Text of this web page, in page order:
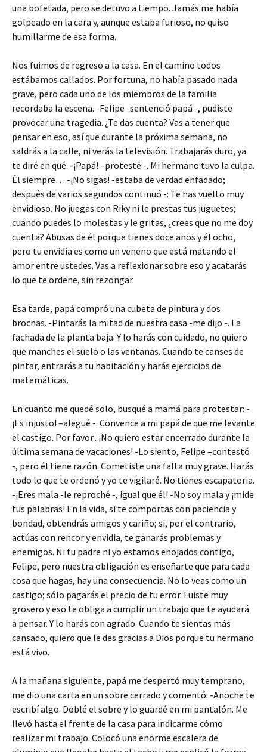
una bofetada, pero se detuvo a tiempo. Jamás me había
golpeado en la cara y, aunque estaba furioso, no quiso
humillarme de esa forma.
Nos fuimos de regreso a la casa. En el camino todos
estábamos callados. Por fortuna, no había pasado nada
grave, pero cada uno de los miembros de la familia
recordaba la escena. -Felipe -sentenció papá -, pudiste
provocar una tragedia. ¿Te das cuenta? Vas a tener que
pensar en eso, así que durante la próxima semana, no
saldrás a la calle, ni verás la televisión. Trabajarás duro, ya
te diré en qué. -¡Papá! –protesté -. Mi hermano tuvo la culpa.
Él siempre… -¡No sigas! -estaba de verdad enfadado;
después de varios segundos continuó -: Te has vuelto muy
envidioso. No juegas con Riky ni le prestas tus juguetes;
cuando puedes lo molestas y le gritas, ¿crees que no me doy
cuenta? Abusas de él porque tienes doce años y él ocho,
pero tu envidia es como un veneno que está matando el
amor entre ustedes. Vas a reflexionar sobre eso y acatarás
lo que te ordene, sin rezongar.
Esa tarde, papá compró una cubeta de pintura y dos
brochas. -Pintarás la mitad de nuestra casa -me dijo -. La
fachada de la planta baja. Y lo harás con cuidado, no quiero
que manches el suelo o las ventanas. Cuando te canses de
pintar, entrarás a tu habitación y harás ejercicios de
matemáticas.
En cuanto me quedé solo, busqué a mamá para protestar: -
¡Es injusto! –alegué -. Convence a mi papá de que me levante
el castigo. Por favor.. ¡No quiero estar encerrado durante la
última semana de vacaciones! -Lo siento, Felipe –contestó
-, pero él tiene razón. Cometiste una falta muy grave. Harás
todo lo que te ordenó y yo te vigilaré. No tienes escapatoria.
-¡Eres mala -le reproché -, igual que él! -No soy mala y ¡mide
tus palabras! En la vida, si te comportas con paciencia y
bondad, obtendrás amigos y cariño; si, por el contrario,
actúas con rencor y envidia, te ganarás problemas y
enemigos. Ni tu padre ni yo estamos enojados contigo,
Felipe, pero nuestra obligación es enseñarte que para cada
cosa que hagas, hay una consecuencia. No lo veas como un
castigo; sólo pagarás el precio de tu error. Fuiste muy
grosero y eso te obliga a cumplir un trabajo que te ayudará
a pensar. Y lo harás con agrado. Cuando te sientas más
cansado, quiero que le des gracias a Dios porque tu hermano
está vivo.
A la mañana siguiente, papá me despertó muy temprano,
me dio una carta en un sobre cerrado y comentó: -Anoche te
escribí algo. Doblé el sobre y lo guardé en mi pantalón. Me
llevó hasta el frente de la casa para indicarme cómo
realizar mi trabajo. Colocó una enorme escalera de